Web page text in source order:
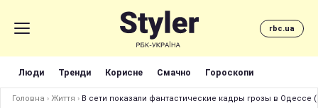
rbc.ua
Люди Тренди Корисне Смачно Гороскопи
Головна › Життя › В сети показали фантастические кадры грозы в Одессе